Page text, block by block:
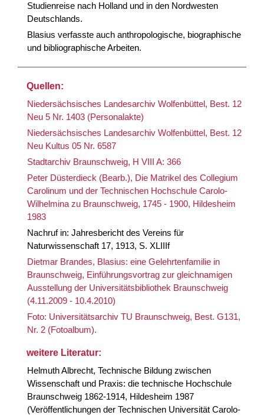
Studienreise nach Holland und in den Nordwesten
Deutschlands.
Blasius verfasste auch anthropologische, biographische
und bibliographische Arbeiten.
Quellen:
Niedersächsisches Landesarchiv Wolfenbüttel, Best. 12
Neu 5 Nr. 1403 (Personalakte)
Niedersächsisches Landesarchiv Wolfenbüttel, Best. 12
Neu Kultus 05 Nr. 6587
Stadtarchiv Braunschweig, H VIII A: 366
Peter Düsterdieck (Bearb.), Die Matrikel des Collegium
Carolinum und der Technischen Hochschule Carolo-
Wilhelmina zu Braunschweig, 1745 - 1900, Hildesheim
1983
Nachruf in: Jahresbericht des Vereins für
Naturwissenschaft 17, 1913, S. XLIIIf
Dietmar Brandes, Blasius: eine Gelehrtenfamilie in
Braunschweig, Einführungsvortrag zur gleichnamigen
Ausstellung der Universitätsbibliothek Braunschweig
(4.11.2009 - 10.4.2010)
Foto: Universitätsarchiv TU Braunschweig, Best. G131,
Nr. 2 (Fotoalbum).
weitere Literatur:
Helmuth Albrecht, Technische Bildung zwischen
Wissenschaft und Praxis: die technische Hochschule
Braunschweig 1862-1914, Hildesheim 1987
(Veröffentlichungen der Technischen Universität Carolo-